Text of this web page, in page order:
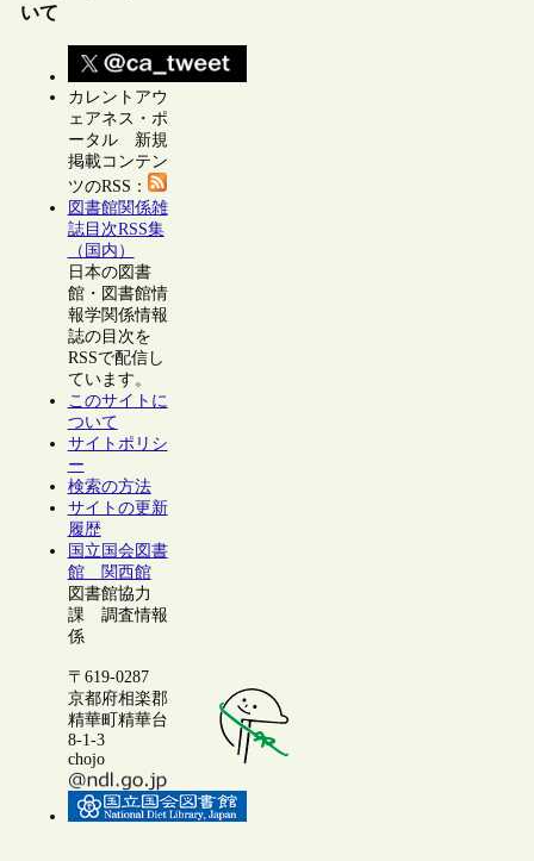
いて
カレントアウ
ェアネス・ポ
ータル 新規
掲載コンテン
ツのRSS：
図書館関係雑
誌目次RSS集
（国内）
日本の図書
館・図書館情
報学関係情報
誌の目次を
RSSで配信し
ています。
このサイトに
ついて
サイトポリシ
ー
検索の方法
サイトの更新
履歴
国立国会図書
館 関西館
図書館協力
課 調査情報
係
〒619-0287
京都府相楽郡
精華町精華台
8-1-3
chojo